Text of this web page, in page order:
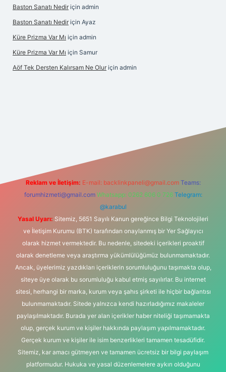
Baston Sanatı Nedir için admin
Baston Sanatı Nedir için Ayaz
Küre Prizma Var Mı için admin
Küre Prizma Var Mı için Samur
Aöf Tek Dersten Kalırsam Ne Olur için admin
Reklam ve İletişim: E-mail: backlinkpaneli@gmail.com Teams:
forumhizmeti@gmail.com Whatsapp: 0262 606 0 726 Telegram:
@karabul
Yasal Uyarı: Sitemiz, 5651 Sayılı Kanun gereğince Bilgi Teknolojileri
ve İletişim Kurumu (BTK) tarafından onaylanmış bir Yer Sağlayıcı
olarak hizmet vermektedir. Bu nedenle, sitedeki içerikleri proaktif
olarak denetleme veya araştırma yükümlülüğümüz bulunmamaktadır.
Ancak, üyelerimiz yazdıkları içeriklerin sorumluluğunu taşımakta olup,
siteye üye olarak bu sorumluluğu kabul etmiş sayılırlar. Bu internet
sitesi, herhangi bir marka, kurum veya şahıs şirketi ile hiçbir bağlantısı
bulunmamaktadır. Sitede yalnızca kendi hazırladığımız makaleler
paylaşılmaktadır. Burada yer alan içerikler haber niteliği taşımamakta
olup, gerçek kurum ve kişiler hakkında paylaşım yapılmamaktadır.
Gerçek kurum ve kişiler ile isim benzerlikleri tamamen tesadüfidir.
Sitemiz, kar amacı gütmeyen ve tamamen ücretsiz bir bilgi paylaşım
platformudur. Hukuka ve yasal düzenlemelere aykırı olduğunu